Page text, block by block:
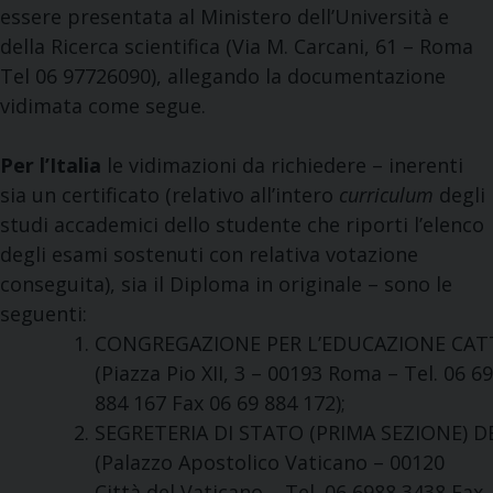
essere presentata al Ministero dell’Università e
della Ricerca scientifica (Via M. Carcani, 61 – Roma
Tel 06 97726090), allegando la documentazione
vidimata come segue.
Per l’Italia le vidimazioni da richiedere – inerenti
sia un certificato (relativo all’intero curriculum degli
studi accademici dello studente che riporti l’elenco
degli esami sostenuti con relativa votazione
conseguita), sia il Diploma in originale – sono le
seguenti:
CONGREGAZIONE PER L’EDUCAZIONE
(Piazza Pio XII, 3 – 00193 Roma – Tel. 06 69
884 167 Fax 06 69 884 172);
SEGRETERIA DI STATO (PRIMA SEZIONE)
(Palazzo Apostolico Vaticano – 00120